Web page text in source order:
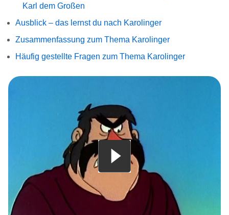
Karl dem Großen
Ausblick – das lernst du nach Karolinger
Zusammenfassung zum Thema Karolinger
Häufig gestellte Fragen zum Thema Karolinger